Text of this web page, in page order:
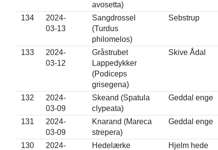
avosetta)
134
2024-
03-13
Sangdrossel
(Turdus
philomelos)
Sebstrup
133
2024-
03-12
Gråstrubet
Lappedykker
(Podiceps
grisegena)
Skive Ådal
132
2024-
03-09
Skeand (Spatula
clypeata)
Geddal enge
131
2024-
03-09
Knarand (Mareca
strepera)
Geddal enge
130
2024-
Hedelærke
Hjelm hede